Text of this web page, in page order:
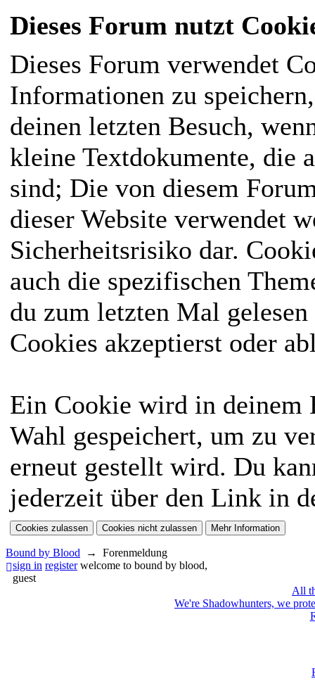
Dieses Forum nutzt
Dieses Forum verwendet
Informationen zu
deinen letzten Besuch,
kleine Textdokumente, die
sind; Die von diesem
dieser Website verwendet
Sicherheitsrisiko dar.
auch die spezifischen
du zum letzten Mal
Cookies akzeptierst oder
Ein Cookie wird in deinem
Wahl gespeichert, um zu
erneut gestellt wird. Du
jederzeit über den Link in
Bound by Blood → Forenmeldung
sign in register welcome to bound by blood,
guest
All
We're Shadowhunters, we